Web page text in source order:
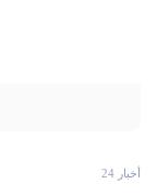
أخبار 24